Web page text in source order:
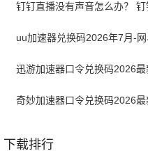
钉钉直播没有声音怎么办？ 钉
下载排行